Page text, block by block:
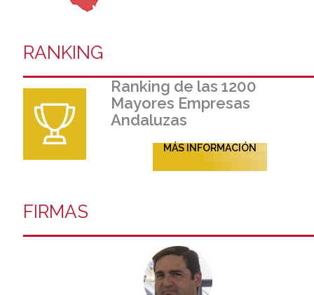
RANKING
Ranking de las 1200
Mayores Empresas
Andaluzas
MÁS INFORMACIÓN
FIRMAS